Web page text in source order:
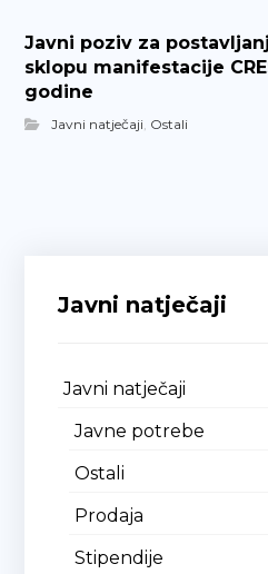
Javni poziv za
sklopu manifestacije
godine
Javni natječaji, Ostali
Javni natječaji
Javni natječaji
Javne potrebe
Ostali
Prodaja
Stipendije